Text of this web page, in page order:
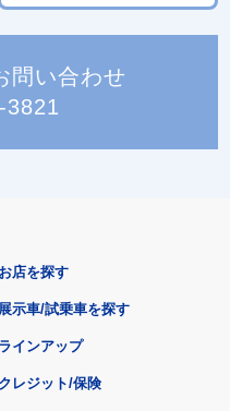
問い合わせ
3821
お店を探す
展示車/試乗車を探す
ラインアップ
クレジット/保険